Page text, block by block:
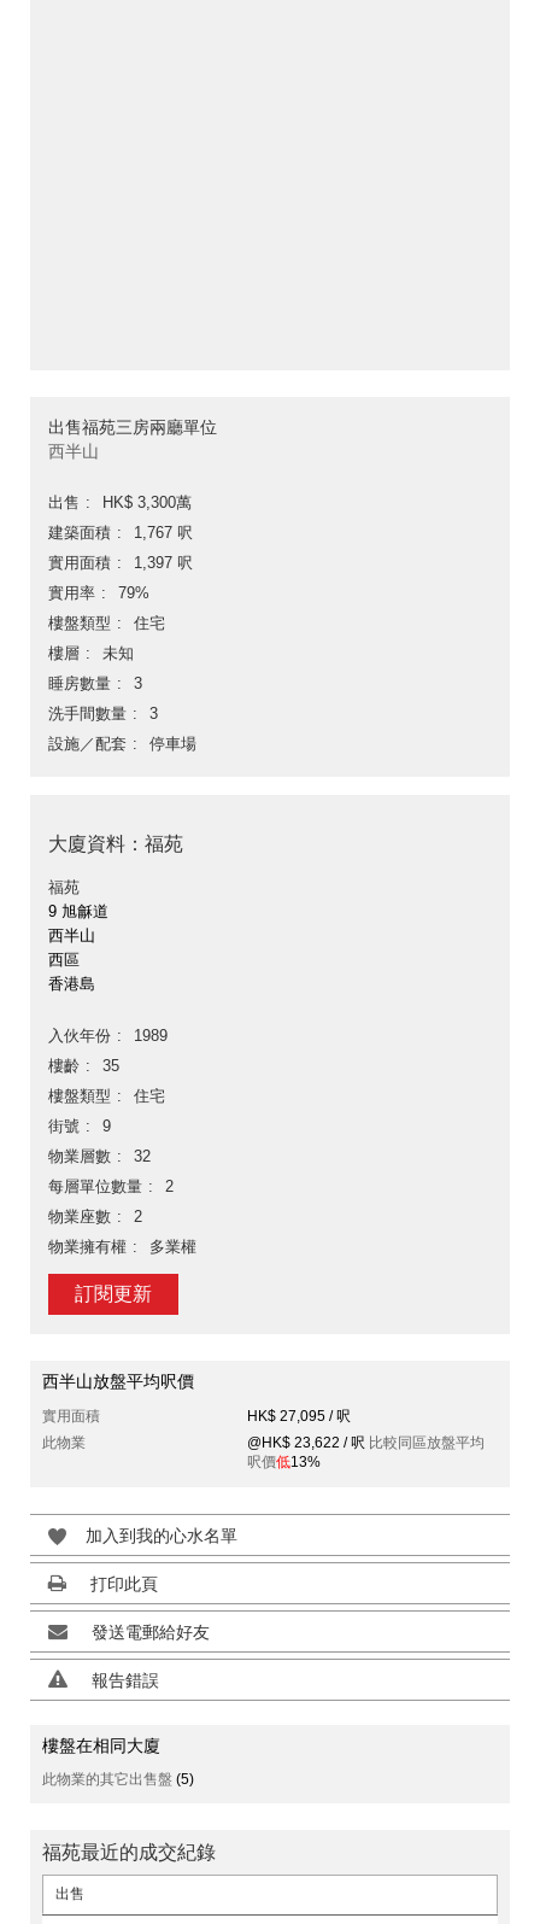
出售福苑三房兩廳單位
西半山
出售
HK$ 3,300萬
建築面積
1,767 呎
實用面積
1,397 呎
實用率
79%
樓盤類型
住宅
樓層
未知
睡房數量
3
洗手間數量
3
設施／配套
停車場
大廈資料：福苑
福苑
9 旭龢道
西半山
西區
香港島
入伙年份
1989
樓齡
35
樓盤類型
住宅
街號
9
物業層數
32
每層單位數量
2
物業座數
2
物業擁有權
多業權
訂閱更新
西半山放盤平均呎價
實用面積
HK$ 27,095 / 呎
此物業
@HK$ 23,622 / 呎 比較同區放盤平均
呎價低13%
加入到我的心水名單
打印此頁
發送電郵給好友
報告錯誤
樓盤在相同大廈
此物業的其它出售盤 (5)
福苑最近的成交紀錄
出售